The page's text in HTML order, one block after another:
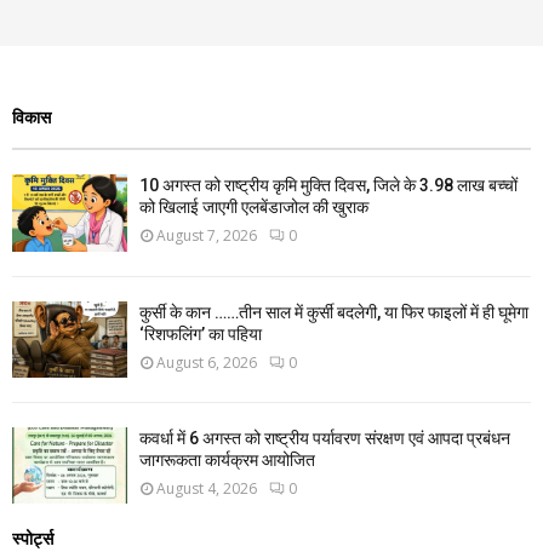
विकास
10 अगस्त को राष्ट्रीय कृमि मुक्ति दिवस, जिले के 3.98 लाख बच्चों
को खिलाई जाएगी एलबेंडाजोल की खुराक
August 7, 2026 0
कुर्सी के कान ……तीन साल में कुर्सी बदलेगी, या फिर फाइलों में ही घूमेगा
‘रिशफलिंग’ का पहिया
August 6, 2026 0
कवर्धा में 6 अगस्त को राष्ट्रीय पर्यावरण संरक्षण एवं आपदा प्रबंधन
जागरूकता कार्यक्रम आयोजित
August 4, 2026 0
स्पोर्ट्स